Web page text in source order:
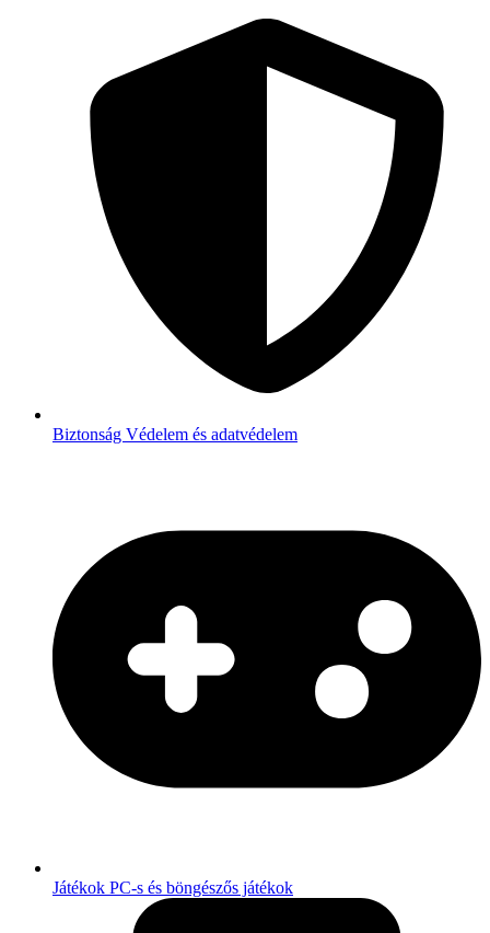
Biztonság Védelem és adatvédelem
Játékok PC-s és böngészős játékok